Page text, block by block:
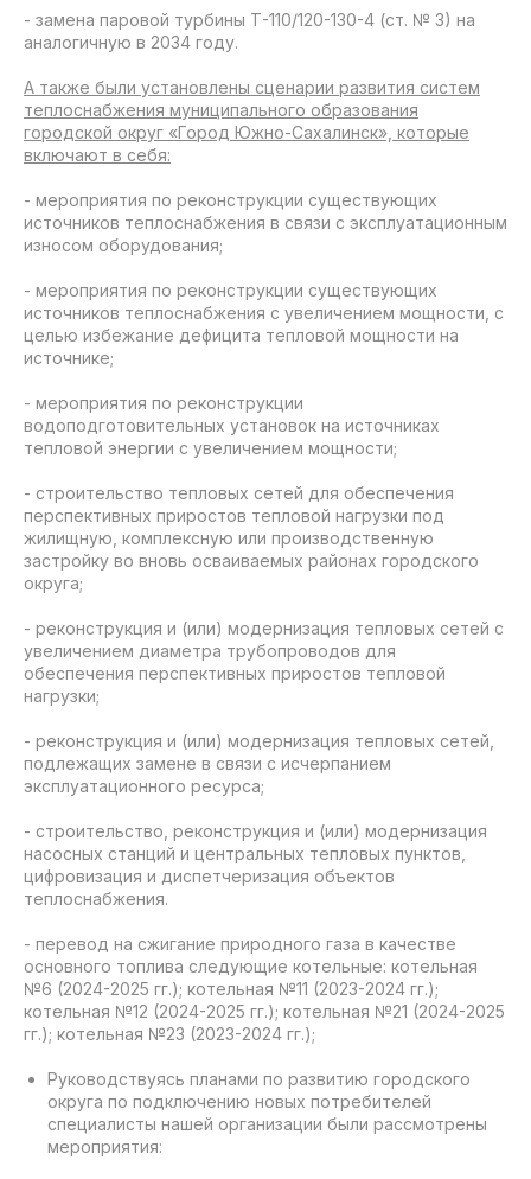
- замена паровой турбины Т-110/120-130-4 (ст. № 3) на
аналогичную в 2034 году.
А также были установлены сценарии развития систем
теплоснабжения муниципального образования
городской округ «Город Южно-Сахалинск», которые
включают в себя:
- мероприятия по реконструкции существующих
источников теплоснабжения в связи с эксплуатационным
износом оборудования;
- мероприятия по реконструкции существующих
источников теплоснабжения с увеличением мощности, с
целью избежание дефицита тепловой мощности на
источнике;
- мероприятия по реконструкции
водоподготовительных установок на источниках
тепловой энергии с увеличением мощности;
- строительство тепловых сетей для обеспечения
перспективных приростов тепловой нагрузки под
жилищную, комплексную или производственную
застройку во вновь осваиваемых районах городского
округа;
- реконструкция и (или) модернизация тепловых сетей с
увеличением диаметра трубопроводов для
обеспечения перспективных приростов тепловой
нагрузки;
- реконструкция и (или) модернизация тепловых сетей,
подлежащих замене в связи с исчерпанием
эксплуатационного ресурса;
- строительство, реконструкция и (или) модернизация
насосных станций и центральных тепловых пунктов,
цифровизация и диспетчеризация объектов
теплоснабжения.
- перевод на сжигание природного газа в качестве
основного топлива следующие котельные: котельная
№6 (2024-2025 гг.); котельная №11 (2023-2024 гг.);
котельная №12 (2024-2025 гг.); котельная №21 (2024-2025
гг.); котельная №23 (2023-2024 гг.);
Руководствуясь планами по развитию городского
округа по подключению новых потребителей
специалисты нашей организации были рассмотрены
мероприятия: